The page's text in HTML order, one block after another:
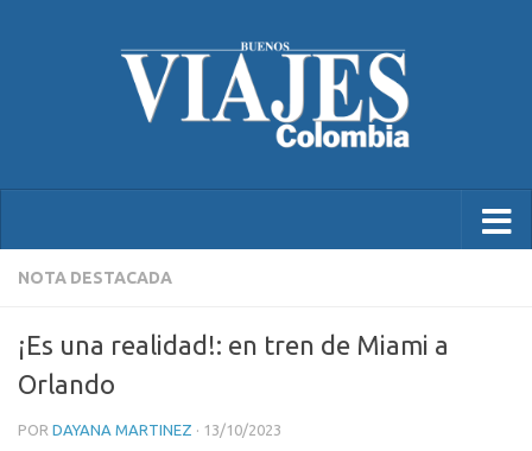
NOTA DESTACADA
¡Es una realidad!: en tren de Miami a
Orlando
POR DAYANA MARTINEZ · 13/10/2023